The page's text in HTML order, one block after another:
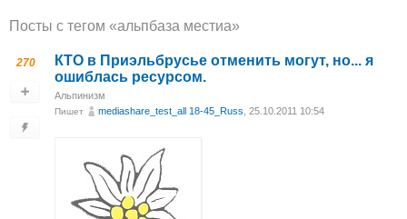
Посты c тегом «альпбаза местиа»
270
КТО в Приэльбрусье отменить могут, но... я
ошиблась ресурсом.
Альпинизм
Пишет mediashare_test_all 18-45_Russ , 25.10.2011 10:54